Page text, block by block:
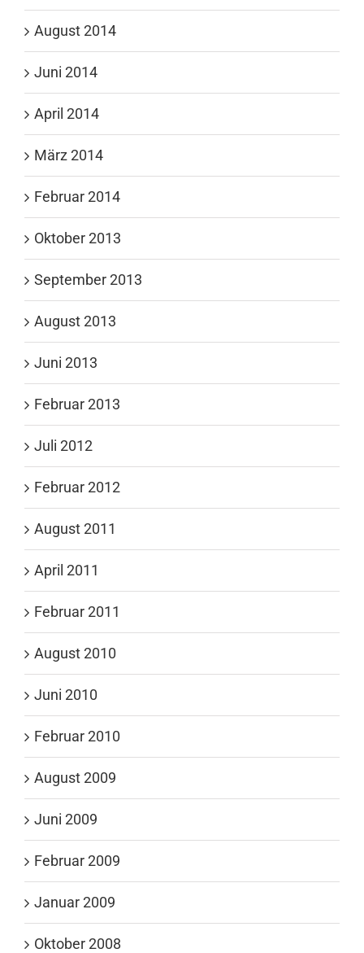
August 2014
Juni 2014
April 2014
März 2014
Februar 2014
Oktober 2013
September 2013
August 2013
Juni 2013
Februar 2013
Juli 2012
Februar 2012
August 2011
April 2011
Februar 2011
August 2010
Juni 2010
Februar 2010
August 2009
Juni 2009
Februar 2009
Januar 2009
Oktober 2008